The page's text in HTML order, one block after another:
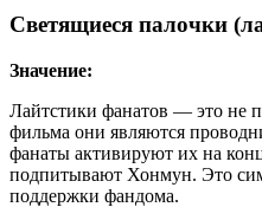
Светящиеся палочки
Значение:
Лайтстики фанатов — это не
фильма они являются
фанаты активируют их на
подпитывают Хонмун. Это
поддержки фандома.